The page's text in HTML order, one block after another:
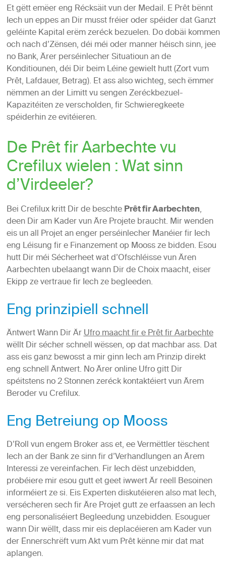
Et gëtt emëer eng Récksäit vun der Medail. E Prêt bënnt
Iech un eppes an Dir musst fréier oder spéider dat Ganzt
geléinte Kapital erëm zeréck bezuelen. Do dobäi kommen
och nach d’Zënsen, déi méi oder manner héisch sinn, jee
no Bank, Ärer perséinlecher Situatioun an de
Konditiounen, déi Dir beim Léine gewielt hutt (Zort vum
Prêt, Lafdauer, Betrag). Et ass also wichteg, sech ëmmer
nëmmen an der Limitt vu sengen Zeréckbezuel-
Kapazitéiten ze verscholden, fir Schwieregkeete
spéiderhin ze evitéieren.
De Prêt fir Aarbechte vu
Crefilux wielen : Wat sinn
d’Virdeeler?
Bei Crefilux kritt Dir de beschtePrêt fir Aarbechten,
deen Dir am Kader vun Äre Projete braucht. Mir wenden
eis un all Projet an enger perséinlecher Manéier fir Iech
eng Léisung fir e Finanzement op Mooss ze bidden. Esou
hutt Dir méi Sécherheet wat d’Ofschléisse vun Ären
Aarbechten ubelaangt wann Dir de Choix maacht, eiser
Ekipp ze vertraue fir Iech ze begleeden.
Eng prinzipiell schnell
Äntwert Wann Dir ÄrUfro maacht fir e Prêt fir Aarbechte
wëllt Dir sécher schnell wëssen, op dat machbar ass. Dat
ass eis ganz bewosst a mir ginn Iech am Prinzip direkt
eng schnell Äntwert. No Ärer online Ufro gitt Dir
spéitstens no 2 Stonnen zeréck kontaktéiert vun Ärem
Beroder vu Crefilux.
Eng Betreiung op Mooss
D’Roll vun engem Broker ass et, ee Vermëttler tëschent
Iech an der Bank ze sinn fir d’Verhandlungen an Ärem
Interessi ze vereinfachen. Fir Iech dëst unzebidden,
probéiere mir esou gutt et geet iwwert Är reell Besoinen
informéiert ze si. Eis Experten diskutéieren also mat Iech,
versécheren sech fir Äre Projet gutt ze erfaassen an Iech
eng personaliséiert Begleedung unzebidden. Esouguer
wann Dir wëllt, dass mir eis deplacéieren am Kader vun
der Ënnerschrëft vum Akt vum Prêt kënne mir dat mat
aplangen.